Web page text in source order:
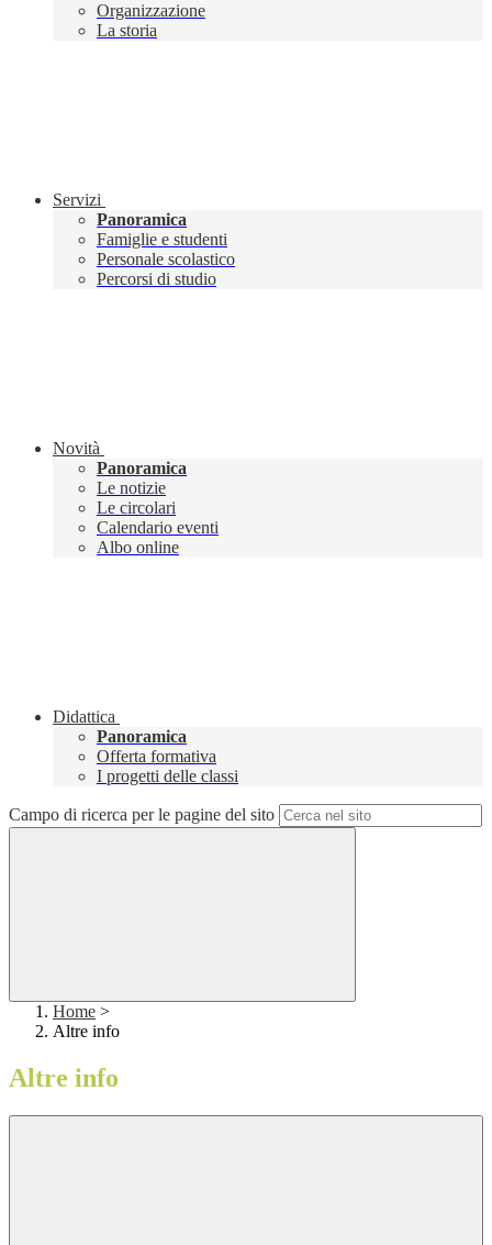
Organizzazione
La storia
Servizi
Panoramica
Famiglie e studenti
Personale scolastico
Percorsi di studio
Novità
Panoramica
Le notizie
Le circolari
Calendario eventi
Albo online
Didattica
Panoramica
Offerta formativa
I progetti delle classi
Campo di ricerca per le pagine del sito
Home >
Altre info
Altre info